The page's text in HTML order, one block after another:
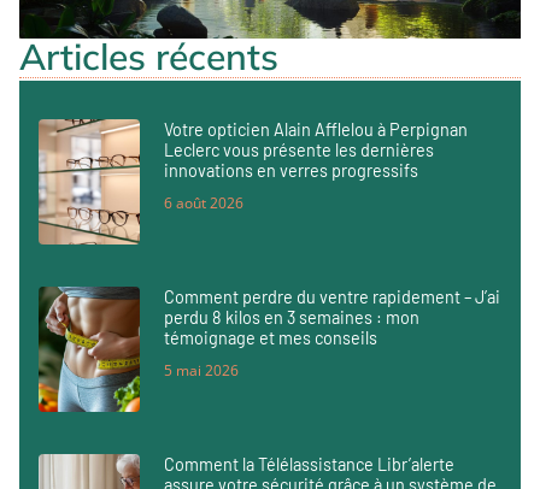
Articles récents
Votre opticien Alain Afflelou à Perpignan
Leclerc vous présente les dernières
innovations en verres progressifs
6 août 2026
Comment perdre du ventre rapidement – J’ai
perdu 8 kilos en 3 semaines : mon
témoignage et mes conseils
5 mai 2026
Comment la Télélassistance Libr’alerte
assure votre sécurité grâce à un système de